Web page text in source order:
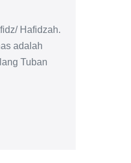
Hafidzah.
adalah
Tuban